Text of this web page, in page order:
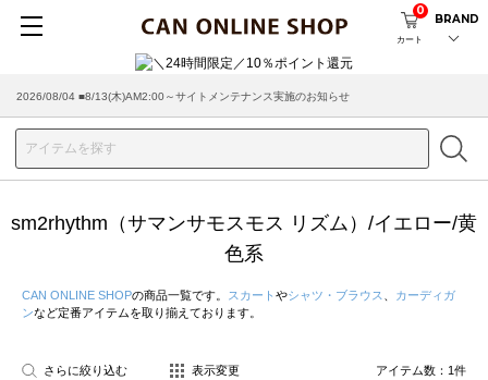
カート
0
BRAND
2026/08/04 ■8/13(木)AM2:00～サイトメンテナンス実施のお知らせ
sm2rhythm（サマンサモスモス リズム）/イエロー/黄
色系
CAN ONLINE SHOPの商品一覧です。 スカート やシャツ・ブラウス
カーディガ
ンなど定番アイテムを取り揃えております。
さらに絞り込む 表示変更 アイテム数： 1件